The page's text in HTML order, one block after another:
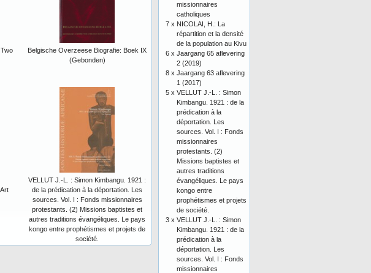
Belgische Overzeese Biografie: Boek IX
(Gebonden)
VELLUT J.-L. : Simon Kimbangu. 1921 :
de la prédication à la déportation. Les
sources. Vol. I : Fonds missionnaires
protestants. (2) Missions baptistes et
autres traditions évangéliques. Le pays
kongo entre prophétismes et projets de
société.
missionnaires
catholiques
7 x NICOLAI, H.: La
répartition et la densité
de la population au Kivu
6 x Jaargang 65 aflevering
2 (2019)
8 x Jaargang 63 aflevering
1 (2017)
5 x VELLUT J.-L. : Simon
Kimbangu. 1921 : de la
prédication à la
déportation. Les
sources. Vol. I : Fonds
missionnaires
protestants. (2)
Missions baptistes et
autres traditions
évangéliques. Le pays
kongo entre
prophétismes et projets
de société.
3 x VELLUT J.-L. : Simon
Kimbangu. 1921 : de la
prédication à la
déportation. Les
sources. Vol. I : Fonds
missionnaires